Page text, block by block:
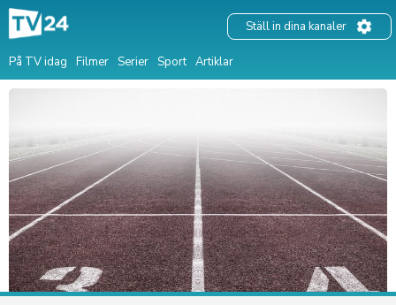
På TV idag Filmer Serier Sport Artiklar
Ställ in dina kanaler